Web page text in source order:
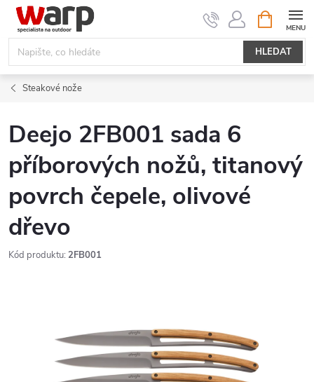
Přejít
obsah
HLEDAT
NÁKUPNÍ
KOŠÍK
Steakové nože
Deejo 2FB001 sada 6
příborových nožů, titanový
povrch čepele, olivové
dřevo
Kód produktu: 2FB001